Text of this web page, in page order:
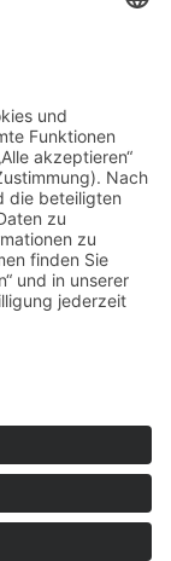
wirklich
sorgst für einen
du über den
wissen